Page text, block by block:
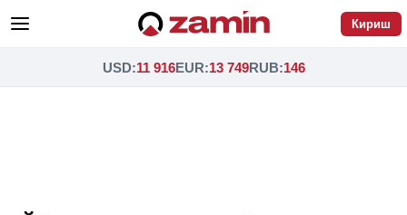
Кириш
USD:11 916EUR:13 749RUB:146